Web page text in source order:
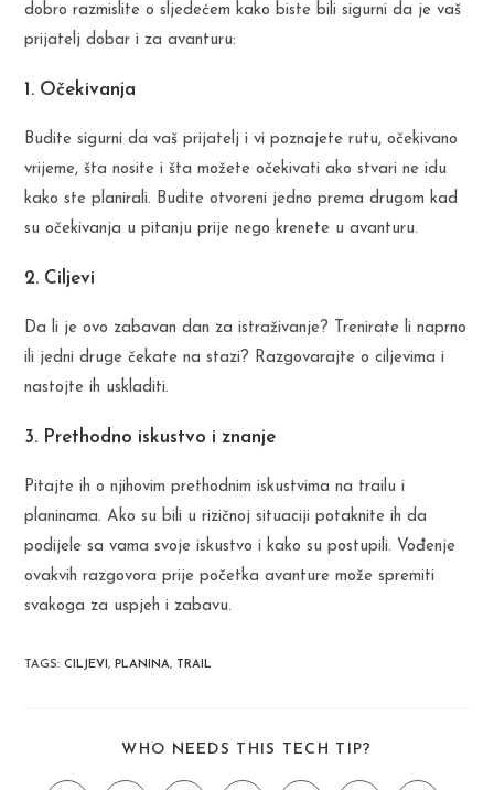
dobro razmislite o sljedećem kako biste bili sigurni da je vaš
prijatelj dobar i za avanturu:
1. Očekivanja
Budite sigurni da vaš prijatelj i vi poznajete rutu, očekivano
vrijeme, šta nosite i šta možete očekivati ako stvari ne idu
kako ste planirali. Budite otvoreni jedno prema drugom kad
su očekivanja u pitanju prije nego krenete u avanturu.
2. Ciljevi
Da li je ovo zabavan dan za istraživanje? Trenirate li naprno
ili jedni druge čekate na stazi? Razgovarajte o ciljevima i
nastojte ih uskladiti.
3. Prethodno iskustvo i znanje
Pitajte ih o njihovim prethodnim iskustvima na trailu i
planinama. Ako su bili u rizičnoj situaciji potaknite ih da
podijele sa vama svoje iskustvo i kako su postupili. Vođenje
ovakvih razgovora prije početka avanture može spremiti
svakoga za uspjeh i zabavu.
TAGS:CILJEVI, PLANINA, TRAIL
WHO NEEDS THIS TECH TIP?
CONTENT